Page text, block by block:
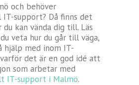
och behöver
IT-support? Då finns det
du kan vända dig till. Läs
veta hur du går till väga,
hjälp med inom IT-
det är en god idé att
som arbetar med
IT-support i Malmö.